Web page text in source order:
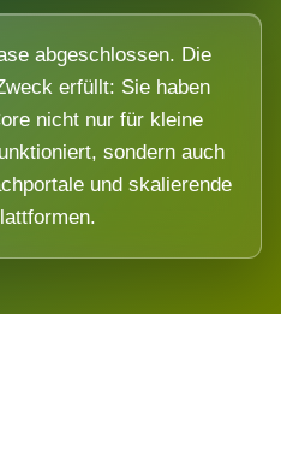
abgeschlossen. Die
erfüllt: Sie haben
nicht nur für kleine
sondern auch
und skalierende